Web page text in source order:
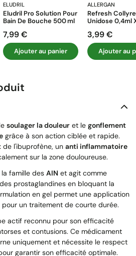
ELUDRIL
Eludril Pro Solution Pour
Bain De Bouche 500 Ml
Prix
7,99 €
Ajouter au panier
ALLERGAN
Refresh Collyre
Unidose 0,4ml
Prix
3,99 €
Ajouter au
soulager la douleur et le gonflement
grâce à son action ciblée et rapide.
de l'ibuprofène, un anti inflammatoire
sur la zone douloureuse.
famille des AIN et agit comme
prostaglandines en bloquant la
en gel permet une application
un traitement de courte durée.
actif reconnu pour son efficacité
et contusions. Ce médicament
uniquement et nécessite le respect
garantir son efficacité optimale.